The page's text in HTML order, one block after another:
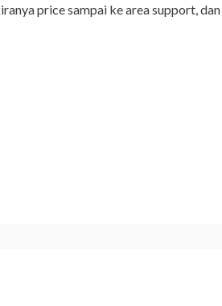
price sampai ke area support,